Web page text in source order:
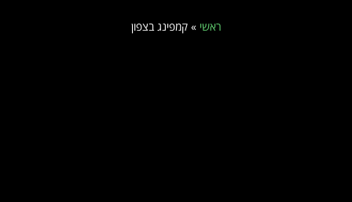
ראשי »קמפינג בצפון